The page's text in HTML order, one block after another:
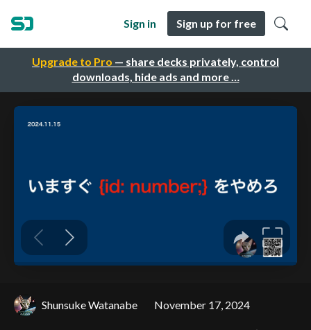
Upgrade to Pro — share decks privately, control
downloads, hide ads and more …
Sign in Sign up for free
Shunsuke Watanabe November 17, 2024